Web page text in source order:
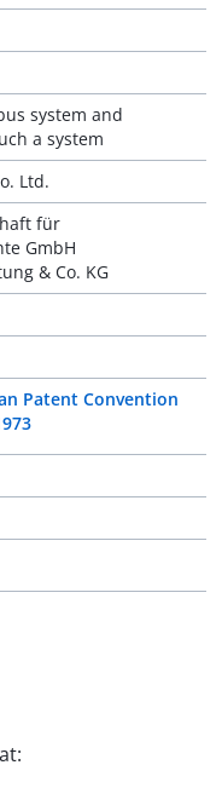
system and
a system
Ltd.
für
GmbH
& Co. KG
Patent Convention